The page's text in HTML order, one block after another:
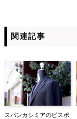
関連記事
スパンカシミアのビスポ